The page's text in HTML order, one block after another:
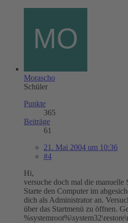
Morascho
Schüler
Punkte
365
Beiträge
61
21. Mai 2004 um 10:36
#4
Hi,
versuche doch mal die manuelle
Starte den Computer im
dich als Administrator an.
über das Startmenü zu öffnen.